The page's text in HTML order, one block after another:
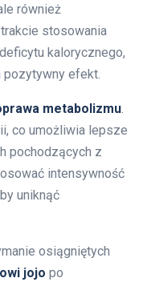
również
stosowania
kalorycznego,
pozytywny efekt.
metabolizmu.
co umożliwia lepsze
pochodzących z
intensywność
uniknąć
osiągniętych
jojo po